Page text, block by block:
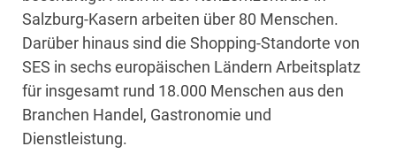
Salzburg-Kasern arbeiten über 80 Menschen.
Darüber hinaus sind die Shopping-Standorte von
SES in sechs europäischen Ländern Arbeitsplatz
für insgesamt rund 18.000 Menschen aus den
Branchen Handel, Gastronomie und
Dienstleistung.